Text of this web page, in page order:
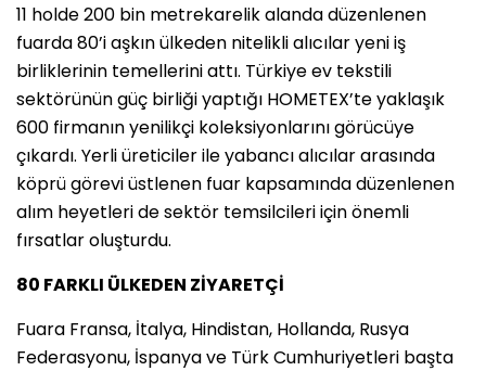
11 holde 200 bin metrekarelik alanda düzenlenen
fuarda 80’i aşkın ülkeden nitelikli alıcılar yeni iş
birliklerinin temellerini attı. Türkiye ev tekstili
sektörünün güç birliği yaptığı HOMETEX’te yaklaşık
600 firmanın yenilikçi koleksiyonlarını görücüye
çıkardı. Yerli üreticiler ile yabancı alıcılar arasında
köprü görevi üstlenen fuar kapsamında düzenlenen
alım heyetleri de sektör temsilcileri için önemli
fırsatlar oluşturdu.
80 FARKLI ÜLKEDEN ZİYARETÇİ
Fuara Fransa, İtalya, Hindistan, Hollanda, Rusya
Federasyonu, İspanya ve Türk Cumhuriyetleri başta